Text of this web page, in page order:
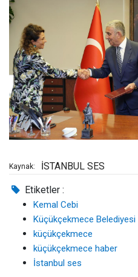
Kaynak: İSTANBUL SES
Etiketler :
Kemal Cebi
Küçükçekmece Belediyesi
küçükçekmece
küçükçekmece haber
İstanbul ses